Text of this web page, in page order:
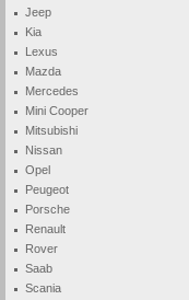
Jeep
Kia
Lexus
Mazda
Mercedes
Mini Cooper
Mitsubishi
Nissan
Opel
Peugeot
Porsche
Renault
Rover
Saab
Scania